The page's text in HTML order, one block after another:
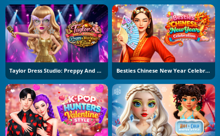
Taylor Dress Studio: Preppy And Wild West Glam Besties Chinese New Year Celebration